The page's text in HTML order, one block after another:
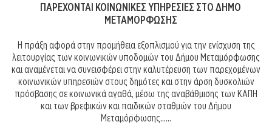
ΠΑΡΕΧΟΝΤΑΙ ΚΟΙΝΩΝΙΚΕΣ ΥΠΗΡΕΣΙΕΣ ΣΤΟ ΔΗΜΟ
ΜΕΤΑΜΟΡΦΩΣΗΣ
Η πράξη αφορά στην προμήθεια εξοπλισμού για την ενίσχυση της
λειτουργίας των κοινωνικών υποδομών του Δήμου Μεταμόρφωσης
και αναμένεται να συνεισφέρει στην καλυτέρευση των παρεχομένων
κοινωνικών υπηρεσιών στους δημότες και στην άρση δυσκολιών
πρόσβασης σε κοινωνικά αγαθά, μέσω της αναβάθμισης των ΚΑΠΗ
και των βρεφικών και παιδικών σταθμών του Δήμου
Μεταμόρφωσης......